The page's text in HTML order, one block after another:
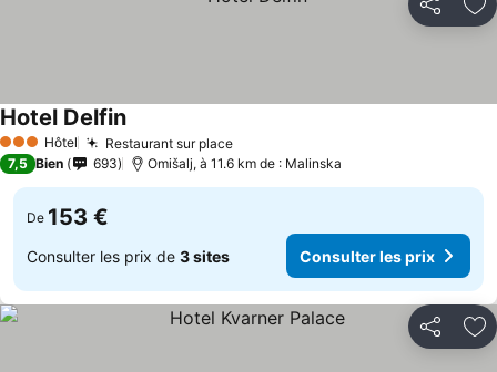
Partager
3 ÉtoilesHôtel Restaurant sur place
Hotel Delfin
7,5 Bien 693 Omišalj, à 11.6 km de : Malinska
De 153 €
Consulter les prix de 3 sites Consulter les prix
Partager